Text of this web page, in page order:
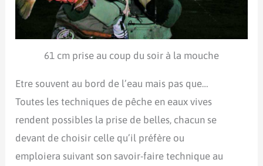
61 cm prise au coup du soir à la mouche
Etre souvent au bord de l’eau mais pas que…
Toutes les techniques de pêche en eaux vives
rendent possibles la prise de belles, chacun se
devant de choisir celle qu’il préfère ou
emploiera suivant son savoir-faire technique au